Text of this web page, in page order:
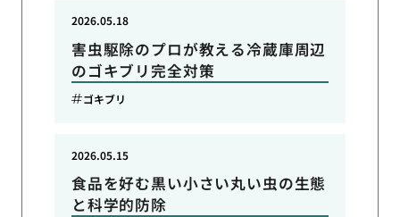
害虫駆除のプロが教える冷蔵庫周辺
のゴキブリ完全対策
2026.05.18
ゴキブリ
食品を好む黒い小さい丸い虫の生態
と科学的防除
2026.05.15